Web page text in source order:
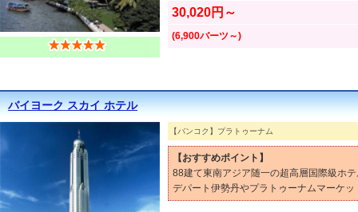
30,020円～
(6,900バーツ～)
バイヨーク スカイ ホテル
【バンコク】プラトゥーナム
【おすすめポイント】
88建て東南アジア随一の超高層国際級ホ
デパート伊勢丹やプラトゥーナムマーケッ